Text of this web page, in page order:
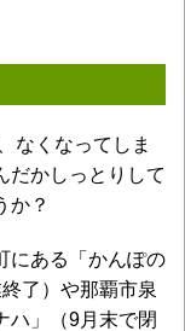
なくなってしま
だかしっとりして
か？
にある「かんぽの
了）や那覇市泉
ハ」（9月末で閉